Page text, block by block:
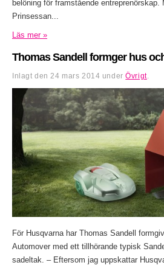
belöning för framstående entreprenörskap.
Prinsessan...
Läs mer »
Thomas Sandell formger hus
Inlagt den 24 mars 2014 underÖvrigt.
För Husqvarna har Thomas Sandell
Automover med ett tillhörande typisk
sadeltak. – Eftersom jag uppskattar